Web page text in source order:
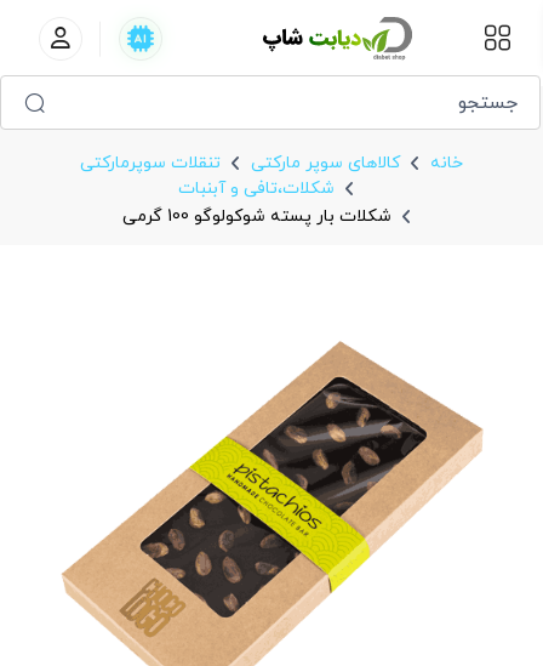
خانه کالاهای سوپر مارکتی
تنقلات سوپرمارکتی
شکلات،تافی و آبنبات
شکلات بار پسته شوکولوگو 100 گرمی